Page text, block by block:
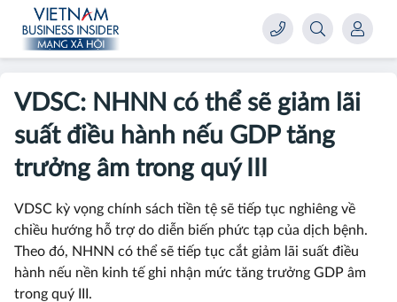
VDSC: NHNN có thể sẽ giảm lãi
suất điều hành nếu GDP tăng
trưởng âm trong quý III
VDSC kỳ vọng chính sách tiền tệ sẽ tiếp tục nghiêng về
chiều hướng hỗ trợ do diễn biến phức tạp của dịch bệnh.
Theo đó, NHNN có thể sẽ tiếp tục cắt giảm lãi suất điều
hành nếu nền kinh tế ghi nhận mức tăng trưởng GDP âm
trong quý III.